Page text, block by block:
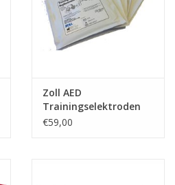
Zoll AED
Trainingselektroden
CPR-D
€59,00